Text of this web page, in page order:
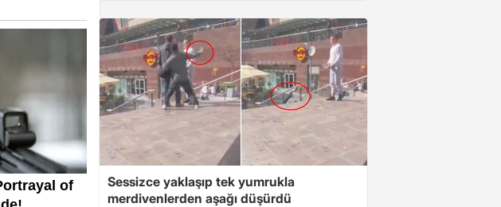
Sessizce yaklaşıp tek yumrukla
merdivenlerden aşağı düşürdü